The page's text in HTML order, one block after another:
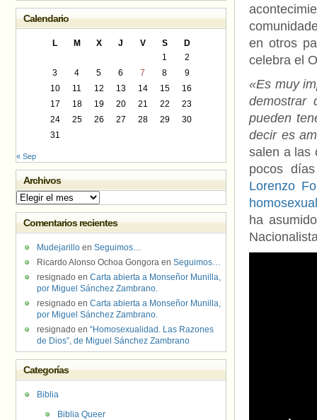
en otros
celebra el
«Es muy
demostrar
pueden
decir es
salen a las
pocos
Lorenzo
ha
Calendario
L M X J V S
D
1
2
3
4 5 6 7 8
9
10
11 12 13 14 15
16
17
18 19 20 21 22
23
24
25 26 27 28 29
30
31
« Sep
Archivos
Archivos
Comentarios recientes
Mudejarillo en Seguimos…
Ricardo Alonso Ochoa Gongora en Seguimos…
resignado en Carta abierta a Monseñor Munilla,
por Miguel Sánchez Zambrano.
resignado en Carta abierta a Monseñor Munilla,
por Miguel Sánchez Zambrano.
resignado en “Homosexualidad. Las Razones
de Dios”, de Miguel Sánchez Zambrano
Categorías
Biblia
Biblia Queer